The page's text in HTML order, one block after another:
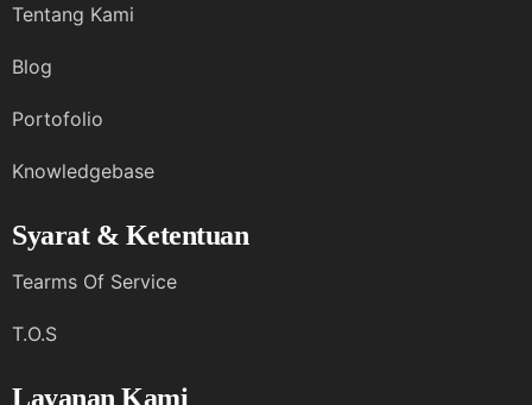
Tentang Kami
Blog
Portofolio
Knowledgebase
Syarat & Ketentuan
Tearms Of Service
T.O.S
Layanan Kami